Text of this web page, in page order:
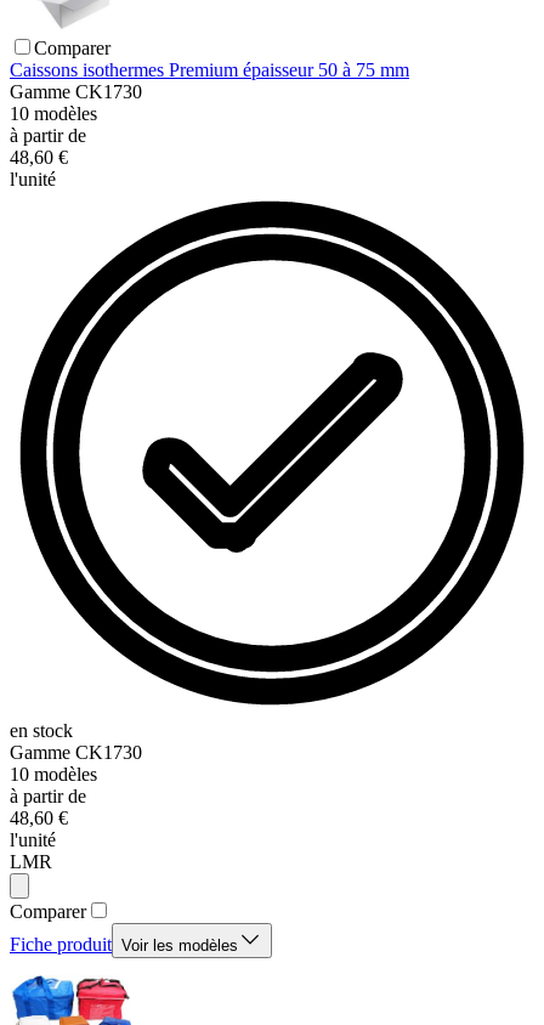
Comparer
Caissons isothermes Premium épaisseur 50 à 75 mm
Gamme CK1730
10 modèles
à partir de
48,60 €
l'unité
en stock
Gamme CK1730
10 modèles
à partir de
48,60 €
l'unité
LMR
Comparer
Fiche produit Voir les modèles